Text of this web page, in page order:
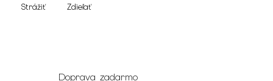
Strážiť Zdieľať
Doprava zadarmo